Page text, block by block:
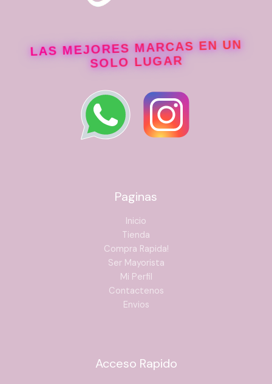
LAS MEJORES MARCAS EN UN
SOLO LUGAR
Paginas
Inicio
Tienda
Compra Rapida!
Ser Mayorista
Mi Perfil
Contactenos
Envios
Acceso Rapido